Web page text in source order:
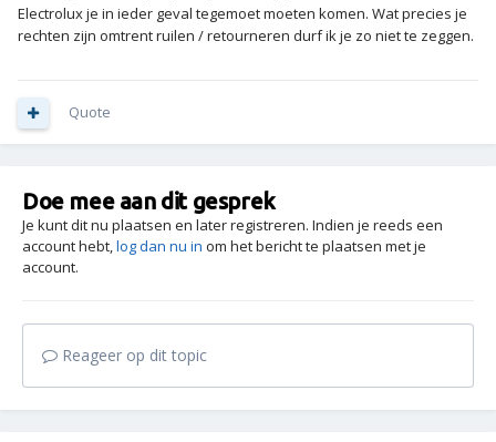
Electrolux je in ieder geval tegemoet moeten komen. Wat precies je
rechten zijn omtrent ruilen / retourneren durf ik je zo niet te zeggen.
Quote
Doe mee aan dit gesprek
Je kunt dit nu plaatsen en later registreren. Indien je reeds een
account hebt,log dan nu in om het bericht te plaatsen met je
account.
Reageer op dit topic